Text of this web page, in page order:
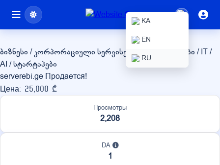
KA
EN
RU
serverebi.ge
ბიზნესი / კორპორაციული სერვისებიტექნოლოგიები / IT /
AI / სტარტაპები
serverebi.ge Продается!
Цена: 25,000 ₾
Просмотры
2,208
DA
1